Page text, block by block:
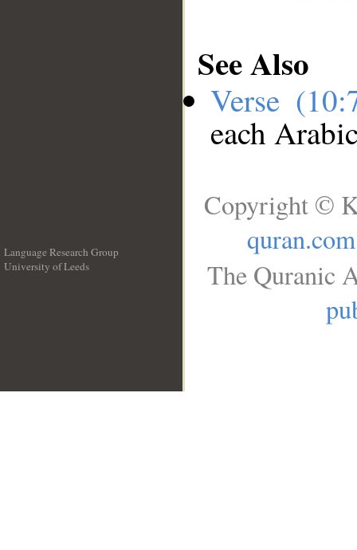
See Also
Verse
each
Language Research Group
University of Leeds
Copyright ©
quran.com
The Quranic